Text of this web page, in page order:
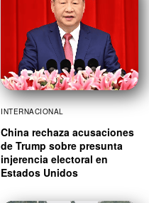
INTERNACIONAL
China rechaza acusaciones
de Trump sobre presunta
injerencia electoral en
Estados Unidos